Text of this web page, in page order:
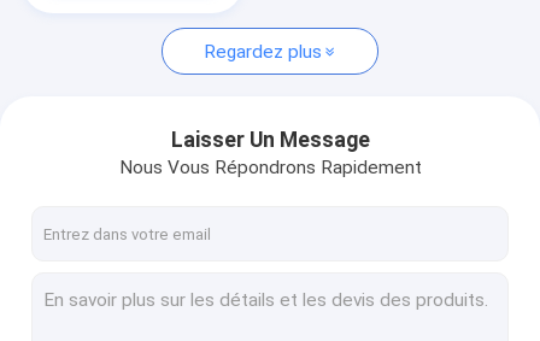
Regardez plus
Laisser Un Message
Nous Vous Répondrons Rapidement